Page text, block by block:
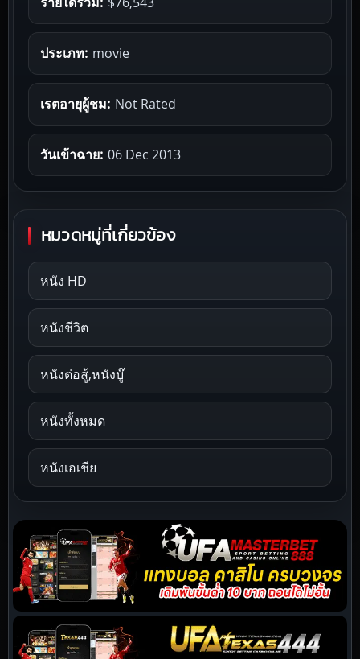
ประเภท: movie
เรตอายุผู้ชม: Not Rated
วันเข้าฉาย: 06 Dec 2013
หมวดหมู่ที่เกี่ยวข้อง
หนัง HD
หนังชีวิต
หนังต่อสู้,หนังบู๊
หนังทั้งหมด
หนังเอเชีย